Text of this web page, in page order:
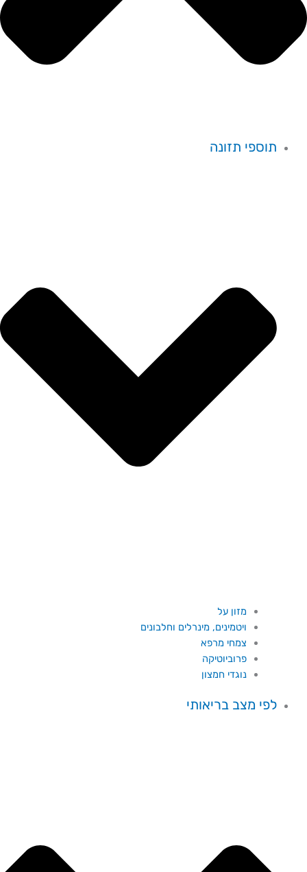
תוספי תזונה
מזון על
ויטמינים, מינרלים וחלבונים
צמחי מרפא
פרוביוטיקה
נוגדי חמצון
לפי מצב בריאותי